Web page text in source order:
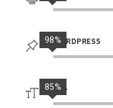
WORDPRESS
98%
CSS
85%